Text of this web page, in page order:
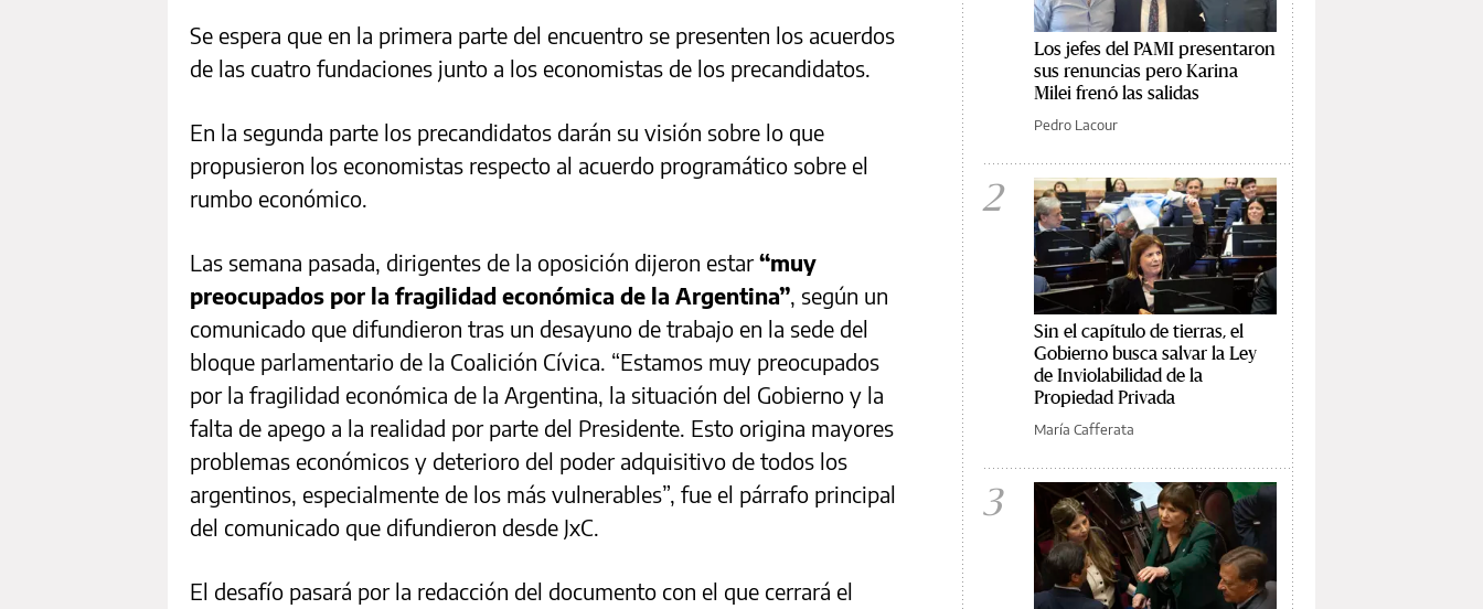
Se espera que en la primera parte del encuentro se presenten los acuerdos
de las cuatro fundaciones junto a los economistas de los precandidatos.
En la segunda parte los precandidatos darán su visión sobre lo que
propusieron los economistas respecto al acuerdo programático sobre el
rumbo económico.
Las semana pasada, dirigentes de la oposición dijeron estar“muy
preocupados por la fragilidad económica de la Argentina”, según un
comunicado que difundieron tras un desayuno de trabajo en la sede del
bloque parlamentario de la Coalición Cívica. “Estamos muy preocupados
por la fragilidad económica de la Argentina, la situación del Gobierno y la
falta de apego a la realidad por parte del Presidente. Esto origina mayores
problemas económicos y deterioro del poder adquisitivo de todos los
argentinos, especialmente de los más vulnerables”, fue el párrafo principal
del comunicado que difundieron desde JxC.
El desafío pasará por la redacción del documento con el que cerrará el
Los jefes del PAMI presentaron
sus renuncias pero Karina
Milei frenó las salidas
Pedro Lacour
2
Sin el capítulo de tierras, el
Gobierno busca salvar la Ley
de Inviolabilidad de la
Propiedad Privada
María Cafferata
3